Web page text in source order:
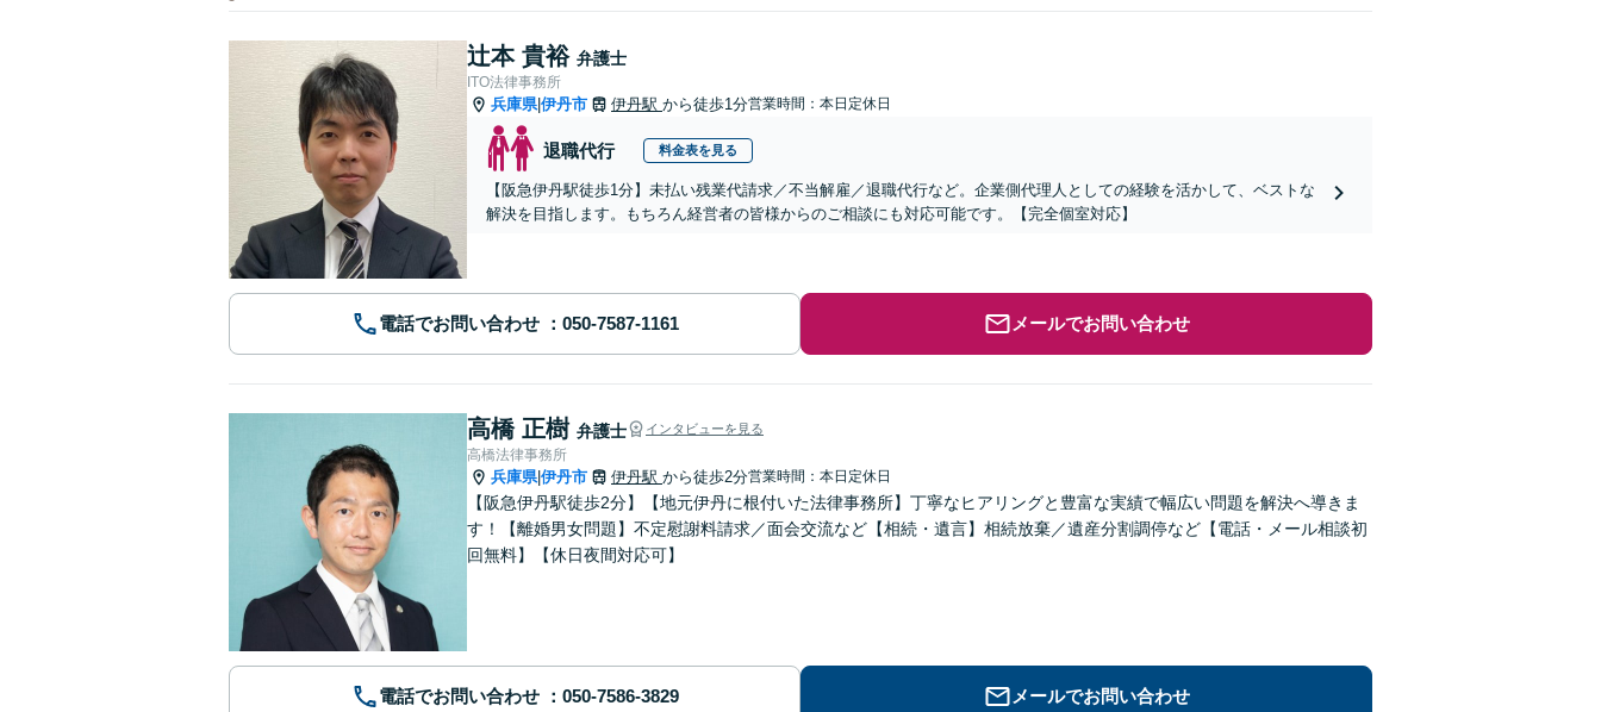
辻本 貴裕 弁護士
ITO法律事務所
兵庫県|伊丹市 伊丹駅 から徒歩1分営業時間：本日定休日
退職代行 料金表を見る
【阪急伊丹駅徒歩1分】未払い残業代請求／不当解雇／退職代行など。企業側代理人としての経験を活かして、ベストな
解決を目指します。もちろん経営者の皆様からのご相談にも対応可能です。【完全個室対応】
電話でお問い合わせ メールでお問い合わせ
高橋 正樹 弁護士 インタビューを見る
高橋法律事務所
兵庫県|伊丹市 伊丹駅 から徒歩2分営業時間：本日定休日
【阪急伊丹駅徒歩2分】【地元伊丹に根付いた法律事務所】丁寧なヒアリングと豊富な実績で幅広い問題を解決へ導きま
す！【離婚男女問題】不定慰謝料請求／面会交流など【相続・遺言】相続放棄／遺産分割調停など【電話・メール相談初
回無料】【休日夜間対応可】
電話でお問い合わせ メールでお問い合わせ